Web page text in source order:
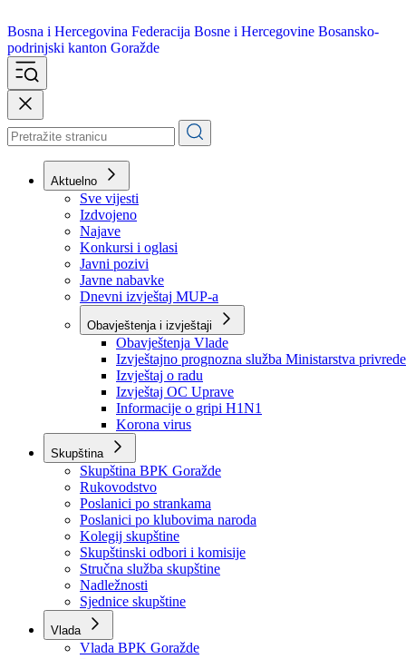
Bosna i Hercegovina
podrinjski kanton Goražde
Aktuelno
Sve vijesti
Izdvojeno
Najave
Konkursi i oglasi
Javni pozivi
Javne nabavke
Dnevni izvještaj MUP-a
Obavještenja i izvještaji
Obavještenja Vlade
Izvještajno prognozna služba Ministarstva privrede
Izvještaj o radu
Izvještaj OC Uprave
Informacije o gripi H1N1
Korona virus
Skupština
Skupština BPK Goražde
Rukovodstvo
Poslanici po strankama
Poslanici po klubovima naroda
Kolegij skupštine
Skupštinski odbori i komisije
Stručna služba skupštine
Nadležnosti
Sjednice skupštine